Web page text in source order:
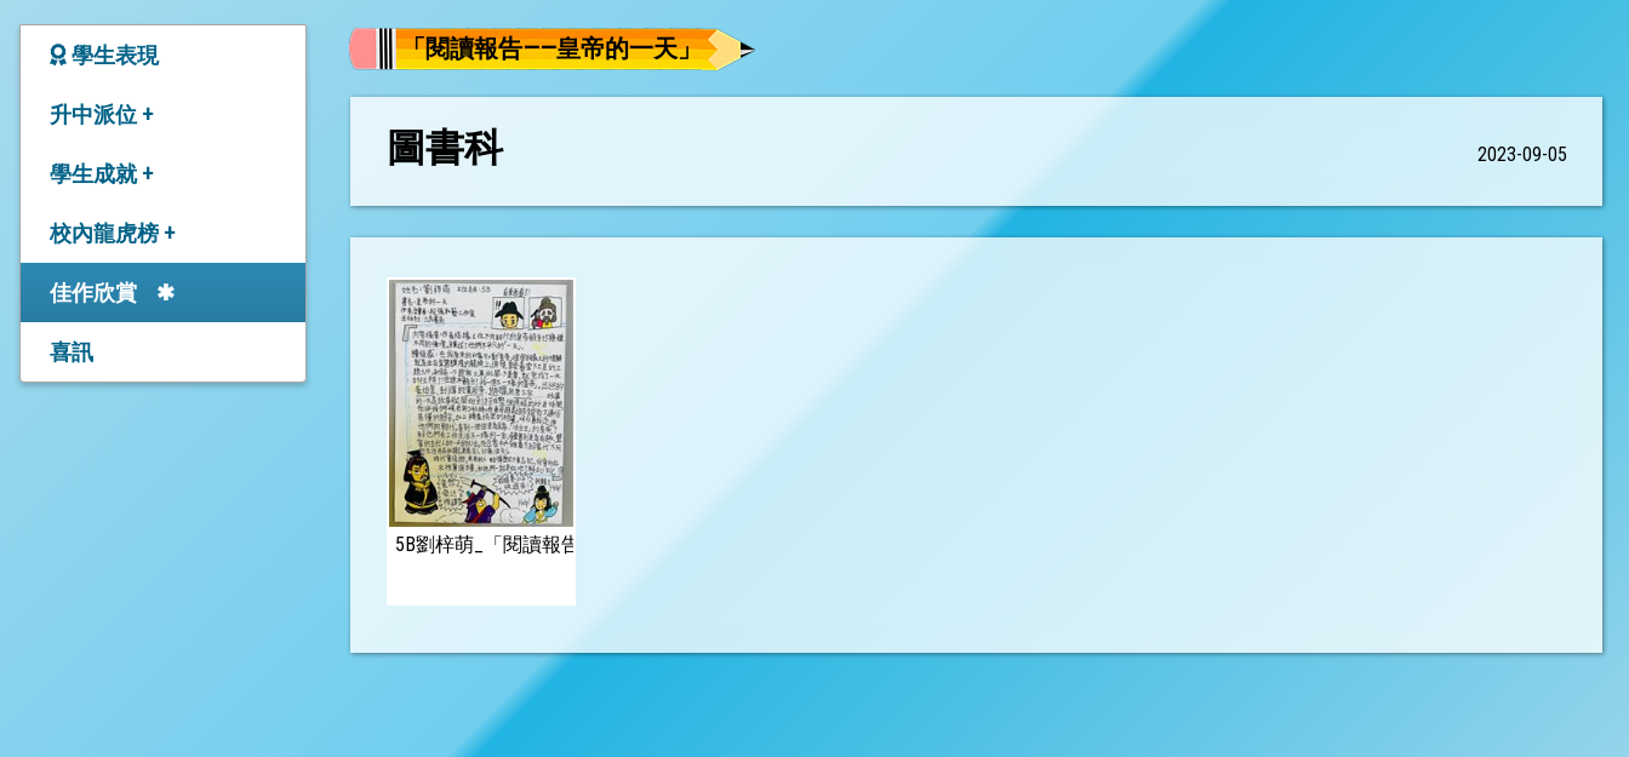
學生表現
升中派位 +
24-26年度本校升中派位
中學學位分配辦法
25-26年度「中學開放日
／簡介會」
學生成就 +
學生成就
校內龍虎榜 +
25-26年度上學期學業成
績－Academic
Excellence Award
佳作欣賞
喜訊
「閱讀報告——皇帝的一天」
圖書科 2023-09-05
5B劉梓萌_「閱讀報告——皇帝的一天」